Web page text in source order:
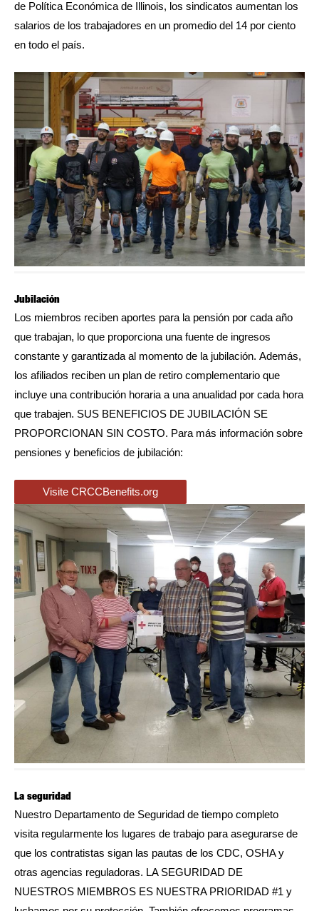
de Política Económica de Illinois, los sindicatos aumentan los
salarios de los trabajadores en un promedio del 14 por ciento
en todo el país.
Jubilación
Los miembros reciben aportes para la pensión por cada año
que trabajan, lo que proporciona una fuente de ingresos
constante y garantizada al momento de la jubilación. Además,
los afiliados reciben un plan de retiro complementario que
incluye una contribución horaria a una anualidad por cada hora
que trabajen. SUS BENEFICIOS DE JUBILACIÓN SE
PROPORCIONAN SIN COSTO. Para más información sobre
pensiones y beneficios de jubilación:
Visite CRCCBenefits.org
La seguridad
Nuestro Departamento de Seguridad de tiempo completo
visita regularmente los lugares de trabajo para asegurarse de
que los contratistas sigan las pautas de los CDC, OSHA y
otras agencias reguladoras. LA SEGURIDAD DE
NUESTROS MIEMBROS ES NUESTRA PRIORIDAD #1 y